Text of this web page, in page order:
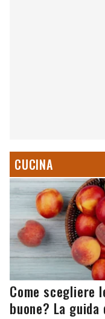
CUCINA
Come scegliere
buone? La